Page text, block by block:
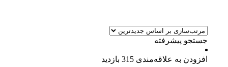
جستجو پیشرفته
افزودن به علاقه‌مندی 315 بازدید